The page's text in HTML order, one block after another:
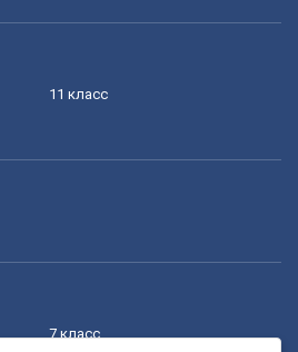
11 класс
7 класс